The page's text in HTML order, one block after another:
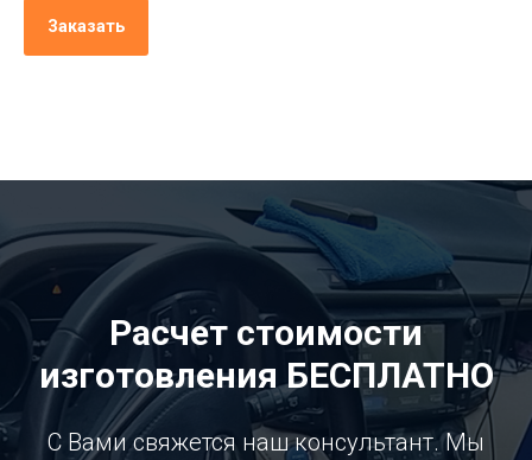
Заказать
Расчет стоимости
изготовления БЕСПЛАТНО
С Вами свяжется наш консультант. Мы